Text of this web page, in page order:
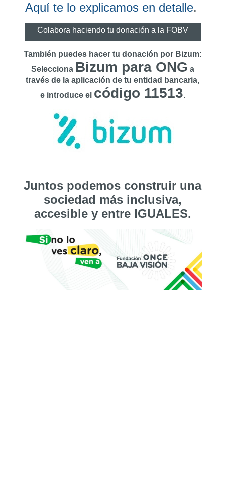
Aquí te lo explicamos en detalle.
Colabora haciendo tu donación a la FOBV
También puedes hacer tu donación por Bizum:
Selecciona Bizum para ONG a
través de la aplicación de tu entidad bancaria,
e introduce el código 11513.
Juntos podemos construir una
sociedad más inclusiva,
accesible y entre IGUALES.